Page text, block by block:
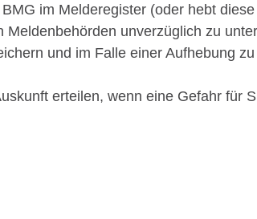
im Melderegister (oder hebt
unverzüglich zu
und im Falle einer Aufhebung
erteilen, wenn eine Gefahr für